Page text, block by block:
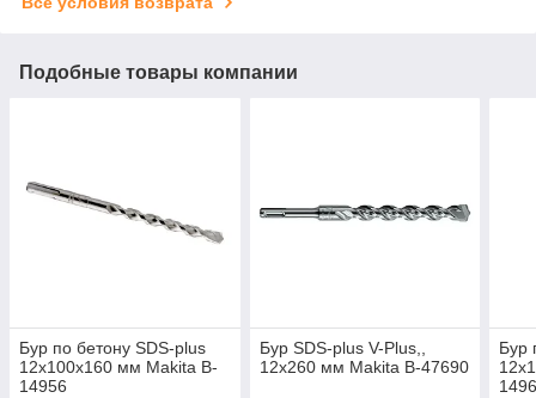
Подобные товары компании
Бур по бетону SDS-plus
12х100х160 мм Makita B-
14956
Бур SDS-plus V-Plus,,
12х260 мм Makita B-47690
Бур